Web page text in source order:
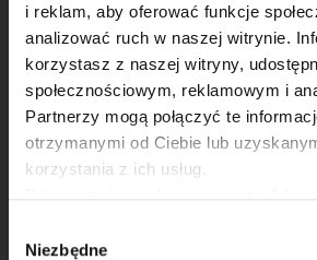
i reklam, aby oferować funkcje
analizować ruch w naszej witrynie.
korzystasz z naszej witryny,
społecznościowym, reklamowym i
Partnerzy mogą połączyć te
otrzymanymi od Ciebie lub
korzystania z ich usług.
Gdańsk (80-339) adres: Dickmana 14/
zgody
Niezbędne